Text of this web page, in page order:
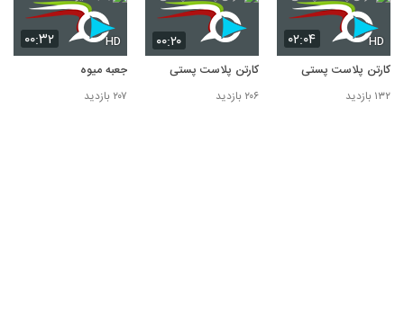
۰۲:۰۴ HD
کارتن پلاست پستی
۱۳۲ بازدید
۰۰:۲۰
کارتن پلاست پستی
۲۰۶ بازدید
۰۰:۳۲ HD
جعبه میوه
۲۰۷ بازدید